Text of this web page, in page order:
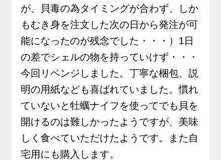
が、貝毒の為タイミングが合わず、しか
もむき身を注文した次の日から発注が可
能になったのが残念でした・・・）1日
の差でシェルの物を持っていけず・・・
今回リベンジしました。丁寧な梱包、説
明の用紙なども喜ばれていました。慣れ
ていないと牡蠣ナイフを使ってでも貝を
開けるのは難しかったようですが、美味
しく食べていただけたようです。また自
宅用にも購入します。